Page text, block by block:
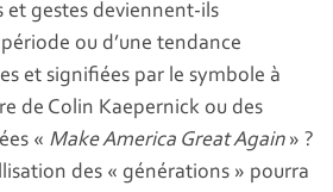
et gestes deviennent-ils
ou d’une tendance
et signifiées par le symbole à
de Colin Kaepernick ou des
« Make America Great Again» ?
des « générations » pourra